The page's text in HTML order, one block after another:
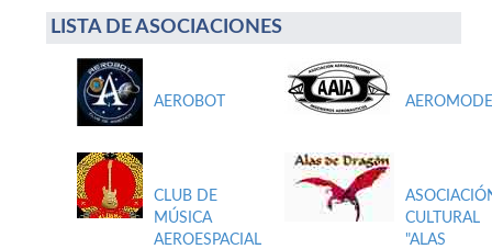
LISTA DE ASOCIACIONES
AEROBOT
CLUB DE
MÚSICA
AEROESPACIAL
CULTURAL
"ALAS